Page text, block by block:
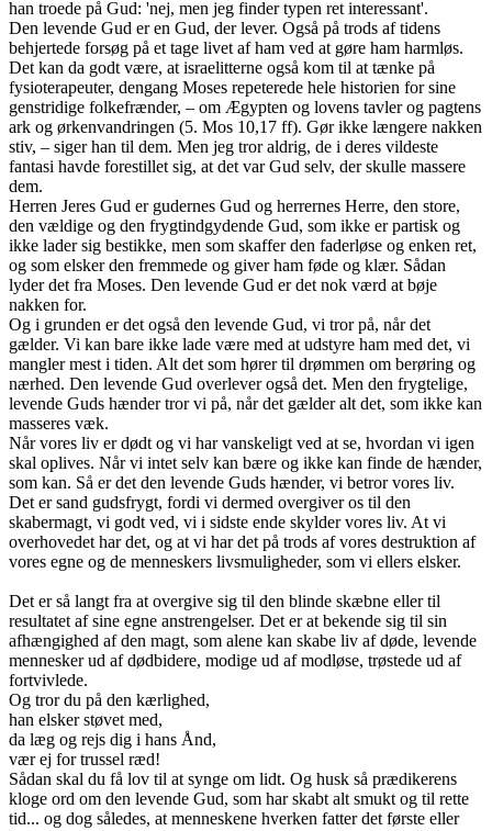
han troede på Gud: 'nej, men jeg finder typen ret interessant'.
Den levende Gud er en Gud, der lever. Også på trods af tidens
behjertede forsøg på et tage livet af ham ved at gøre ham harmløs.
Det kan da godt være, at israelitterne også kom til at tænke på
fysioterapeuter, dengang Moses repeterede hele historien for sine
genstridige folkefrænder, – om Ægypten og lovens tavler og pagtens
ark og ørkenvandringen (5. Mos 10,17 ff). Gør ikke længere nakken
stiv, – siger han til dem. Men jeg tror aldrig, de i deres vildeste
fantasi havde forestillet sig, at det var Gud selv, der skulle massere
dem.
Herren Jeres Gud er gudernes Gud og herrernes Herre, den store,
den vældige og den frygtindgydende Gud, som ikke er partisk og
ikke lader sig bestikke, men som skaffer den faderløse og enken ret,
og som elsker den fremmede og giver ham føde og klær. Sådan
lyder det fra Moses. Den levende Gud er det nok værd at bøje
nakken for.
Og i grunden er det også den levende Gud, vi tror på, når det
gælder. Vi kan bare ikke lade være med at udstyre ham med det, vi
mangler mest i tiden. Alt det som hører til drømmen om berøring og
nærhed. Den levende Gud overlever også det. Men den frygtelige,
levende Guds hænder tror vi på, når det gælder alt det, som ikke kan
masseres væk.
Når vores liv er dødt og vi har vanskeligt ved at se, hvordan vi igen
skal oplives. Når vi intet selv kan bære og ikke kan finde de hænder,
som kan. Så er det den levende Guds hænder, vi betror vores liv.
Det er sand gudsfrygt, fordi vi dermed overgiver os til den
skabermagt, vi godt ved, vi i sidste ende skylder vores liv. At vi
overhovedet har det, og at vi har det på trods af vores destruktion af
vores egne og de menneskers livsmuligheder, som vi ellers elsker.
Det er så langt fra at overgive sig til den blinde skæbne eller til
resultatet af sine egne anstrengelser. Det er at bekende sig til sin
afhængighed af den magt, som alene kan skabe liv af døde, levende
mennesker ud af dødbidere, modige ud af modløse, trøstede ud af
fortvivlede.
Og tror du på den kærlighed,
han elsker støvet med,
da læg og rejs dig i hans Ånd,
vær ej for trussel ræd!
Sådan skal du få lov til at synge om lidt. Og husk så prædikerens
kloge ord om den levende Gud, som har skabt alt smukt og til rette
tid... og dog således, at menneskene hverken fatter det første eller